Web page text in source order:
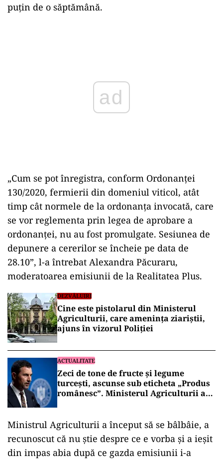
puțin de o săptămână.
„Cum se pot înregistra, conform Ordonanței
130/2020, fermierii din domeniul viticol, atât
timp cât normele de la ordonanța invocată, care
se vor reglementa prin legea de aprobare a
ordonanței, nu au fost promulgate. Sesiunea de
depunere a cererilor se încheie pe data de
28.10”, l-a întrebat Alexandra Păcuraru,
moderatoarea emisiunii de la Realitatea Plus.
DEZVĂLUIRI
Cine este pistolarul din Ministerul
Agriculturii, care amenința ziariștii,
ajuns în vizorul Poliției
ACTUALITATE
Zeci de tone de fructe și legume
turcești, ascunse sub eticheta „Produs
românesc”. Ministerul Agriculturii a
Ministrul Agriculturii a început să se bâlbâie, a
recunoscut că nu știe despre ce e vorba și a ieșit
din impas abia după ce gazda emisiunii i-a